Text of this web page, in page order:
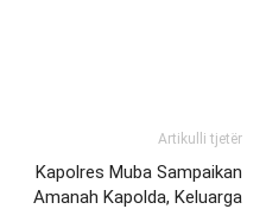
Artikulli tjetër
Kapolres Muba Sampaikan
Amanah Kapolda, Keluarga